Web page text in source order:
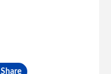
Share